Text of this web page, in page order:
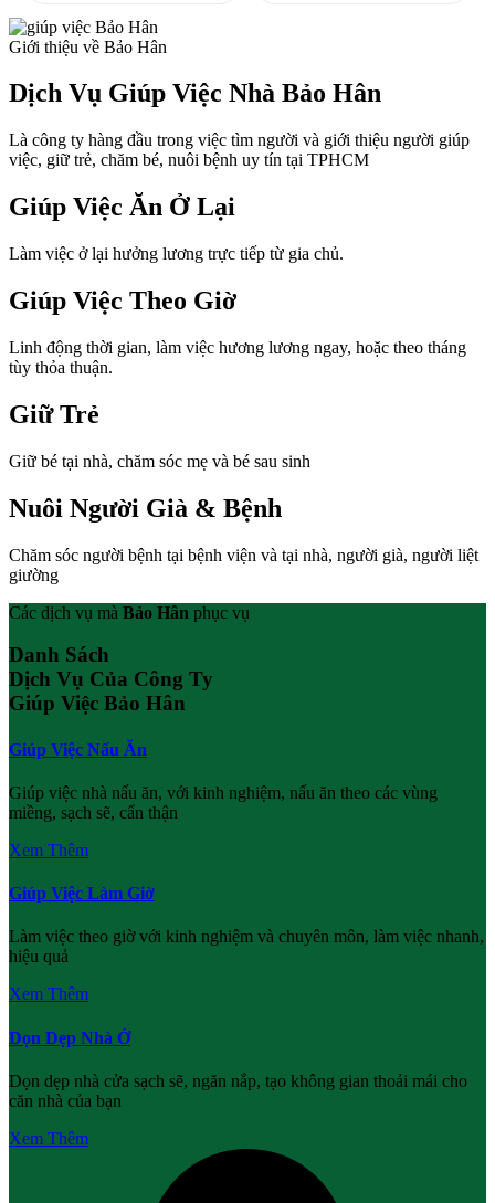
Giới thiệu về Bảo Hân
Dịch Vụ Giúp Việc Nhà Bảo Hân
Là công ty hàng đầu trong việc tìm người và giới thiệu người giúp
việc, giữ trẻ, chăm bé, nuôi bệnh uy tín tại TPHCM
Giúp Việc Ăn Ở Lại
Làm việc ở lại hưởng lương trực tiếp từ gia chủ.
Giúp Việc Theo Giờ
Linh động thời gian, làm việc hương lương ngay, hoặc theo tháng
tùy thỏa thuận.
Giữ Trẻ
Giữ bé tại nhà, chăm sóc mẹ và bé sau sinh
Nuôi Người Già & Bệnh
Chăm sóc người bệnh tại bệnh viện và tại nhà, người già, người liệt
giường
Các dịch vụ mà Bảo Hân phục vụ
Danh Sách
Dịch Vụ Của Công Ty
Giúp Việc Bảo Hân
Giúp Việc Nấu Ăn
Giúp việc nhà nấu ăn, với kinh nghiệm, nấu ăn theo các vùng
miềng, sạch sẽ, cẩn thận
Xem Thêm
Giúp Việc Làm Giờ
Làm việc theo giờ với kinh nghiệm và chuyên môn, làm việc nhanh,
hiệu quả
Xem Thêm
Dọn Dẹp Nhà Ở
Dọn dẹp nhà cửa sạch sẽ, ngăn nắp, tạo không gian thoải mái cho
căn nhà của bạn
Xem Thêm